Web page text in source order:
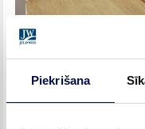
Piekrišana
Tā kā viesnīcas telpas
Swedoorieteica
durvis. Ne mazāk